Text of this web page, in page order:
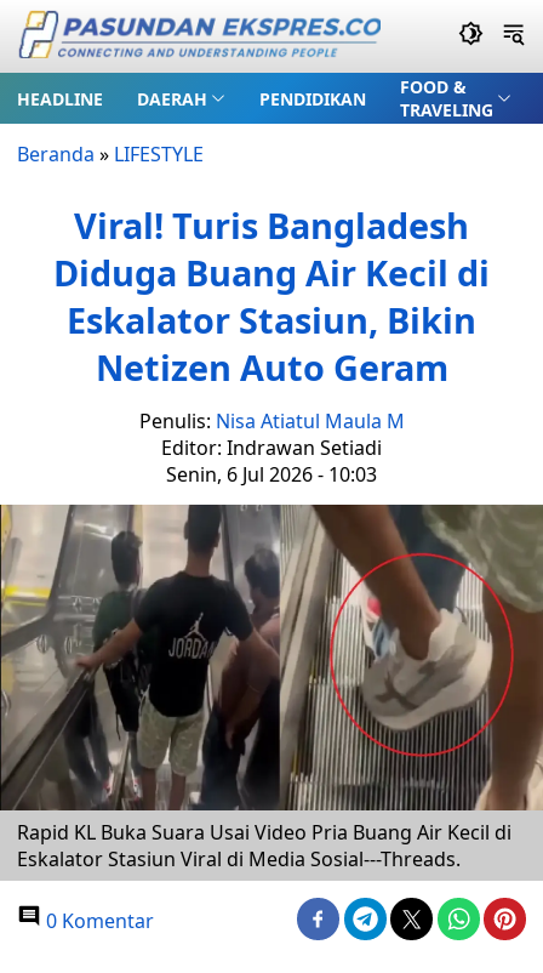
HEADLINE DAERAH PENDIDIKAN
FOOD &
TRAVELING
Beranda » LIFESTYLE
Viral! Turis Bangladesh
Diduga Buang Air Kecil di
Eskalator Stasiun, Bikin
Netizen Auto Geram
Penulis: Nisa Atiatul Maula M
Editor: Indrawan Setiadi
Senin, 6 Jul 2026 - 10:03
Rapid KL Buka Suara Usai Video Pria Buang Air Kecil di
Eskalator Stasiun Viral di Media Sosial---Threads.
0 Komentar